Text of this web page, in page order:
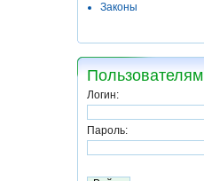
Законы
Пользователям
Логин:
Пароль: